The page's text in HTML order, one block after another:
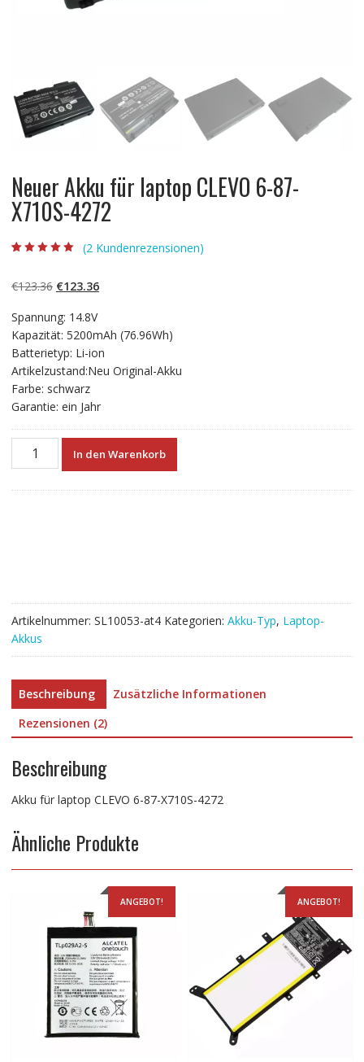
Neuer Akku für laptop CLEVO 6-87-
X710S-4272
basierend auf
Kundenbewertun
(2 Kundenrezensionen)
€123.36 Ursprünglicher
war:
€123.36
€123.36Aktueller
€123.36.
Spannung: 14.8V
Kapazität: 5200mAh (76.96Wh)
Batterietyp: Li-ion
Artikelzustand:Neu Original-Akku
Farbe: schwarz
Garantie: ein Jahr
Neuer
Menge
In den Warenkorb
Artikelnummer: SL10053-at4 Kategorien: Akku-Typ, Laptop-
Akkus
Beschreibung
Zusätzliche Informationen
Rezensionen (2)
Beschreibung
Akku für laptop CLEVO 6-87-X710S-4272
Ähnliche Produkte
ANGEBOT! ANGEBOT!